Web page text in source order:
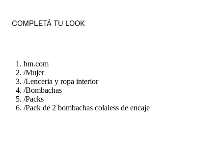
COMPLETÁ TU LOOK
hm.com
/Mujer
/Lenceria y ropa interior
/Bombachas
/Packs
/Pack de 2 bombachas colaless de encaje